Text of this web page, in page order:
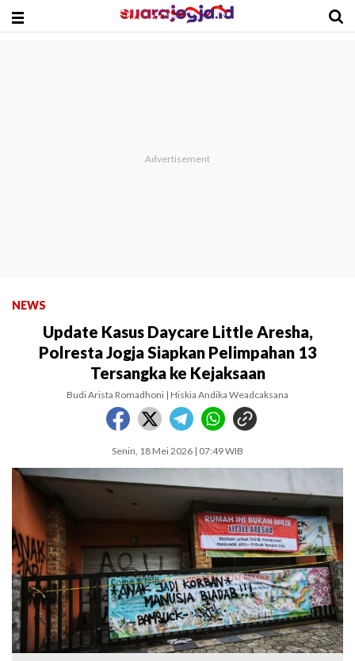
NEWS
Update Kasus Daycare Little Aresha,
Polresta Jogja Siapkan Pelimpahan 13
Tersangka ke Kejaksaan
Budi Arista Romadhoni | Hiskia Andika Weadcaksana
Senin, 18 Mei 2026 | 07:49 WIB